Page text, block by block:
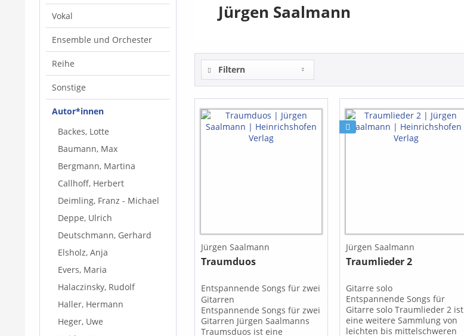
Vokal
Ensemble und Orchester
Reihe
Sonstige
Autor*innen
Backes, Lotte
Baumann, Max
Bergmann, Martina
Callhoff, Herbert
Deimling, Franz - Michael
Deppe, Ulrich
Deutschmann, Gerhard
Elsholz, Anja
Evers, Maria
Halaczinsky, Rudolf
Haller, Hermann
Heger, Uwe
Jürgen Saalmann
Filtern
Jürgen Saalmann
Traumduos
Entspannende Songs für zwei
Gitarren
Entspannende Songs für zwei
Gitarren Jürgen Saalmanns
Traumsduos ist eine
Jürgen Saalmann
Traumlieder 2
Gitarre solo
Entspannende Songs für
Gitarre solo Traumlieder 2 ist
eine weitere Sammlung von
leichten bis mittelschweren